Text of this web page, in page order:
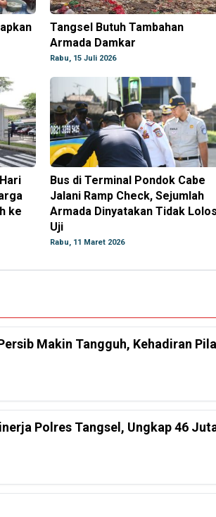
Tangsel Butuh Tambahan
Armada Damkar
Rabu, 15 Juli 2026
ke
Bus di Terminal Pondok Cabe
Jalani Ramp Check, Sejumlah
Armada Dinyatakan Tidak Lolos
Uji
Rabu, 11 Maret 2026
Makin Tangguh, Kehadiran
Polres Tangsel, Ungkap 46